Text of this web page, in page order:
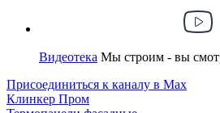
Видеотека Мы строим - вы
Присоединиться к каналу в Max
Клинкер Пром